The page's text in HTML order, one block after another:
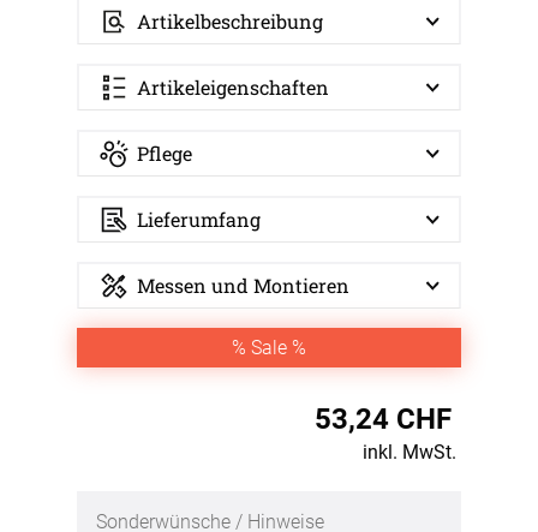
Artikelbeschreibung
Artikeleigenschaften
Pflege
Lieferumfang
Messen und Montieren
% Sale %
53,24 CHF
inkl. MwSt.